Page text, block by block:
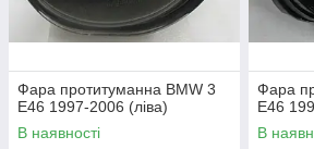
Фара протитуманна BMW 3
E46 1997-2006 (ліва)
В наявності
Фара
E46
В